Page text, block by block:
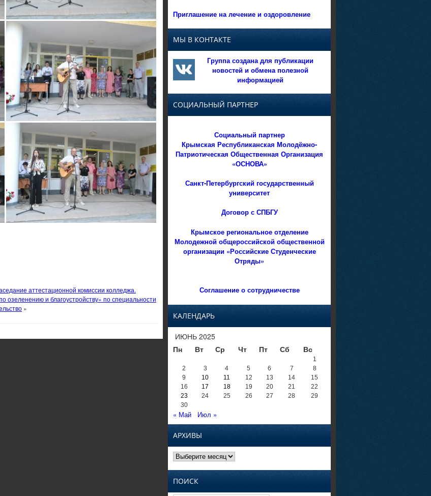
аттестационной комиссии колледжа.
озеленению и благоустройству» по специальности
»
Приглашение на лечение и оздоровление
МЫ В КОНТАКТЕ
Группа создана для публикации
новостей и обмена полезной
информацией
СОЦИАЛЬНЫЙ ПАРТНЕР
Социальный партнер
Крымская Республиканская Молодёжно-
Патриотическая Общественная Организация
«ОСНОВА»
Санкт-Петербургский государственный
университет
Договор с СПБГУ
Крымское региональное отделение
Молодежной общероссийской общественной
организации «Российские Студенческие
Отряды»
Соглашение о сотрудничестве
КАЛЕНДАРЬ
ИЮНЬ 2025
Пн
Вт Ср Чт Пт Сб Вс
1
2
3 4 5 6 7
8
9
10 11 12 13 14
15
16
17 18 19 20 21
22
23
24 25 26 27 28
29
30
« Май Июл »
АРХИВЫ
Архивы
ПОИСК